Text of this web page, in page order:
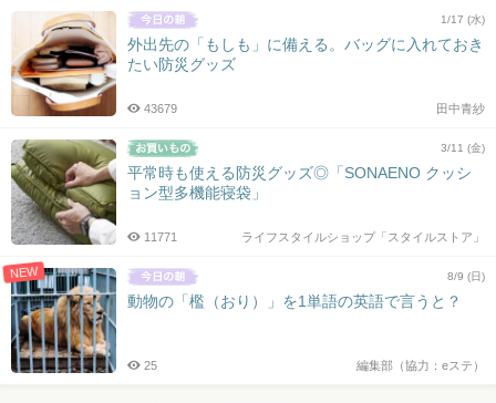
1/17 (水)
外出先の「もしも」に備える。バッグに入れておき
たい防災グッズ
田中青紗
43679
3/11 (金)
平常時も使える防災グッズ◎「SONAENO クッシ
ョン型多機能寝袋」
ライフスタイルショップ「スタイルストア」
11771
NEW 8/9 (日)
動物の「檻（おり）」を1単語の英語で言うと？
編集部（協力：eステ）
25